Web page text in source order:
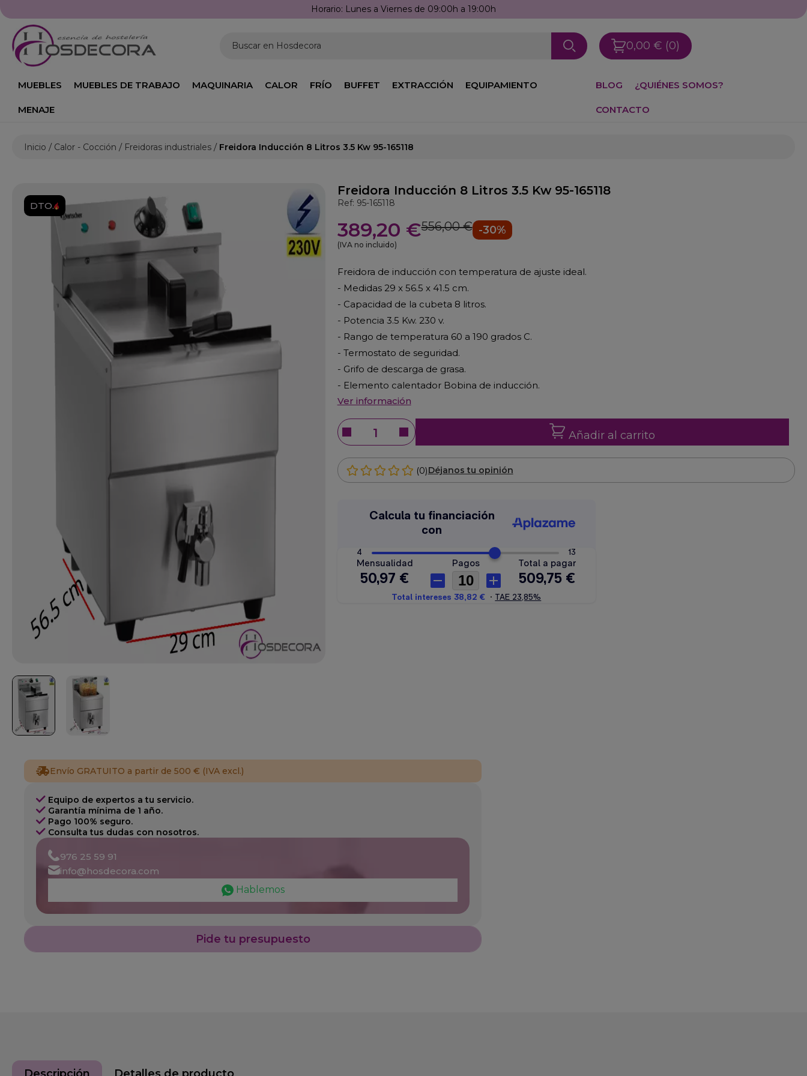
Horario: Lunes a Viernes de 09:00h a 19:00h
Buscar en Hosdecora 0,00 € (0)
MUEBLES MUEBLES DE TRABAJO MAQUINARIA CALOR FRÍO BUFFET EXTRACCIÓN EQUIPAMIENTO
MENAJE
BLOG ¿QUIÉNES SOMOS?
CONTACTO
Inicio Calor - Cocción Freidoras industriales Freidora Inducción 8 Litros 3.5 Kw 95-165118
DTO.
Freidora Inducción 8 Litros 3.5 Kw 95-165118
Ref: 95-165118
389,20 €556,00 € -30%
(IVA no incluido)
Freidora de inducción con temperatura de ajuste ideal.
- Medidas 29 x 56.5 x 41.5 cm.
- Capacidad de la cubeta 8 litros.
- Potencia 3.5 Kw. 230 v.
- Rango de temperatura 60 a 190 grados C.
- Termostato de seguridad.
- Grifo de descarga de grasa.
- Elemento calentador Bobina de inducción.
Ver información
Añadir al carrito
(0)Déjanos tu opinión
Envío GRATUITO a partir de 500 € (IVA excl.)
Equipo de expertos a tu servicio.
Garantía mínima de 1 año.
Pago 100% seguro.
Consulta tus dudas con nosotros.
976 25 59 91
info@hosdecora.com
Hablemos
Pide tu presupuesto